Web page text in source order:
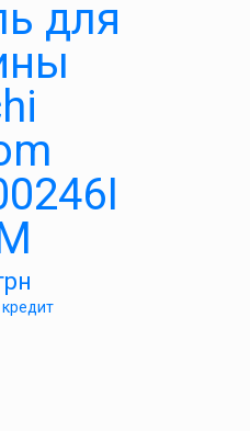
для
кредит